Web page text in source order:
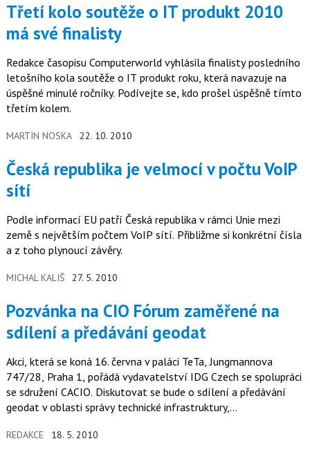
Třetí kolo soutěže o IT produkt 2010
má své finalisty
Redakce časopisu Computerworld vyhlásila finalisty posledního
letošního kola soutěže o IT produkt roku, která navazuje na
úspěšné minulé ročníky. Podívejte se, kdo prošel úspěšně tímto
třetím kolem.
MARTIN NOSKA 22. 10. 2010
Česká republika je velmocí v počtu VoIP
sítí
Podle informací EU patří Česká republika v rámci Unie mezi
země s největším počtem VoIP sítí. Přibližme si konkrétní čísla
a z toho plynoucí závěry.
MICHAL KALIŠ 27. 5. 2010
Pozvánka na CIO Fórum zaměřené na
sdílení a předávání geodat
Akci, která se koná 16. června v paláci TeTa, Jungmannova
747/28, Praha 1, pořádá vydavatelství IDG Czech se spolupráci
se sdružení CACIO. Diskutovat se bude o sdílení a předávání
geodat v oblasti správy technické infrastruktury,
REDAKCE 18. 5. 2010